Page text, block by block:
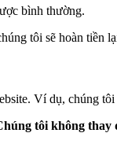
bình thường.
tôi sẽ hoàn tiền
Ví dụ, chúng
tôi không thay